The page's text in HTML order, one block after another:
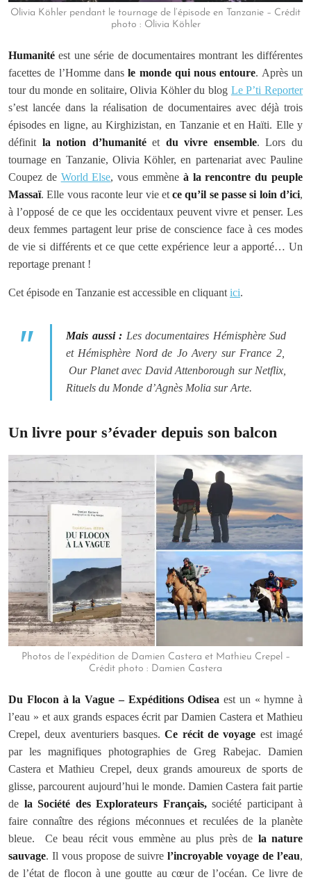
Olivia Köhler pendant le tournage de l’épisode en Tanzanie – Crédit
photo : Olivia Köhler
Humanité est une série de documentaires montrant les différentes
facettes de l’Homme dansle monde qui nous entoure. Après un
tour du monde en solitaire, Olivia Köhler du blog Le P’ti Reporter
s’est lancée dans la réalisation de documentaires avec déjà trois
épisodes en ligne, au Kirghizistan, en Tanzanie et en Haïti. Elle y
définit la notion d’humanitéet du vivre ensemble. Lors du
tournage en Tanzanie, Olivia Köhler, en partenariat avec Pauline
Coupez de World Else, vous emmène à la rencontre du peuple
Massaï. Elle vous raconte leur vie etce qu’il se passe si loin d’ici,
à l’opposé de ce que les occidentaux peuvent vivre et penser. Les
deux femmes partagent leur prise de conscience face à ces modes
de vie si différents et ce que cette expérience leur a apporté… Un
reportage prenant !
Cet épisode en Tanzanie est accessible en cliquant ici.
Mais aussi : Les documentaires Hémisphère Sud
et Hémisphère Nordde Jo Avery sur France 2,
Our Planetavec David Attenborough sur Netflix,
Rituels du Monde d’Agnès Molia sur Arte.
Un livre pour s’évader depuis son balcon
Photos de l’expédition de Damien Castera et Mathieu Crepel –
Crédit photo : Damien Castera
Du Flocon à la Vague – Expéditions Odisea est un « hymne à
l’eau » et aux grands espaces écrit par Damien Castera et Mathieu
Crepel, deux aventuriers basques.Ce récit de voyage est imagé
par les magnifiques photographies de Greg Rabejac. Damien
Castera et Mathieu Crepel, deux grands amoureux de sports de
glisse, parcourent aujourd’hui le monde. Damien Castera fait partie
de la Société des Explorateurs Français,société participant à
faire connaître des régions méconnues et reculées de la planète
bleue. Ce beau récit vous emmène au plus près de la nature
sauvage. Il vous propose de suivrel’incroyable voyage de l’eau,
de l’état de flocon à une goutte au cœur de l’océan. Ce livre de